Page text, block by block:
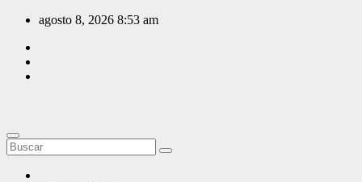
Saltar
contenido
agosto 8, 2026 8:53 am